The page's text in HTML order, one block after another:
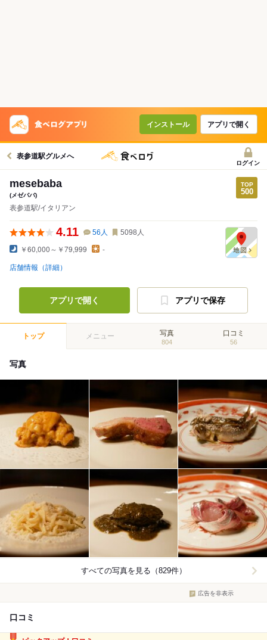
インストール アプリで開く
表参道駅グルメへ
ログイン
mesebaba
(メゼババ)
表参道駅/イタリアン
4.11 56 人 5098 人
￥60,000～￥79,999 -
店舗情報（詳細）
アプリで開く アプリで保存
トップ メニュー 写真
804
口コミ
56
写真
すべての写真を見る（829件）
広告を非表示
口コミ